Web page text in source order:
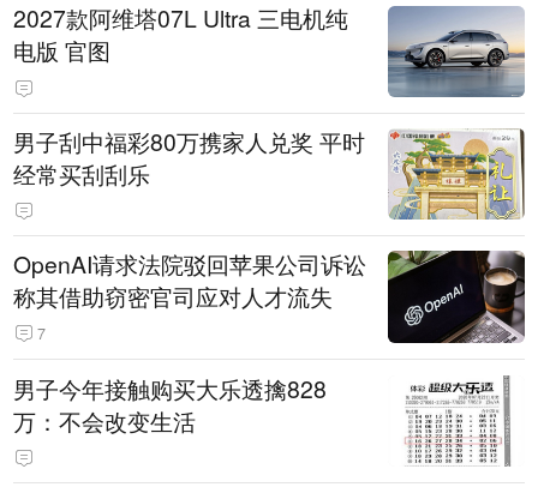
2027款阿维塔07L Ultra 三电机纯
电版 官图
男子刮中福彩80万携家人兑奖 平时
经常买刮刮乐
OpenAI请求法院驳回苹果公司诉讼
称其借助窃密官司应对人才流失
7
男子今年接触购买大乐透擒828
万：不会改变生活